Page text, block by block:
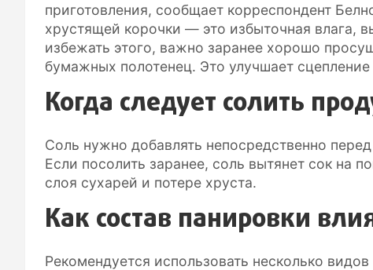
приготовления, сообщает корреспондент
хрустящей корочки — это избыточная влага,
избежать этого, важно заранее хорошо
бумажных полотенец. Это улучшает
Когда следует солить
Соль нужно добавлять непосредственно
Если посолить заранее, соль вытянет сок на
слоя сухарей и потере хруста.
Как состав панировки
Рекомендуется использовать несколько